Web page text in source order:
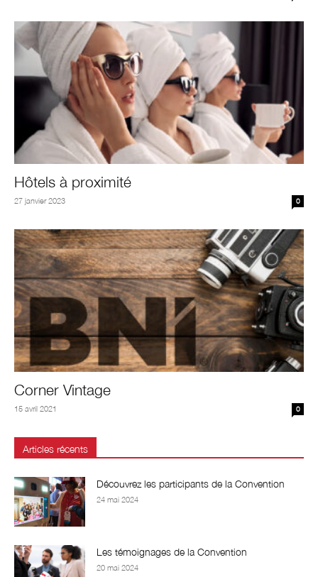
Hôtels à proximité
27 janvier 2023 0
Corner Vintage
15 avril 2021 0
Articles récents
Découvrez les participants de la Convention
24 mai 2024
Les témoignages de la Convention
20 mai 2024